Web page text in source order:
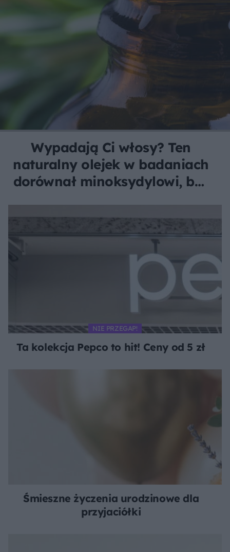
Wypadają Ci włosy? Ten
naturalny olejek w badaniach
dorównał minoksydylowi, bez
NIE PRZEGAP!
Ta kolekcja Pepco to hit! Ceny od 5 zł
Śmieszne życzenia urodzinowe dla
przyjaciółki